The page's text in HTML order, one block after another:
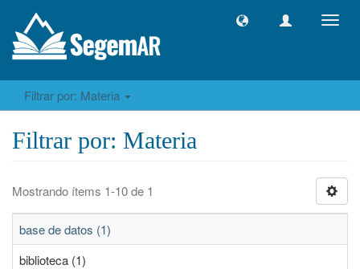
Filtrar por: Materia
Filtrar por: Materia
Mostrando ítems 1-10 de 1
base de datos (1)
biblioteca (1)